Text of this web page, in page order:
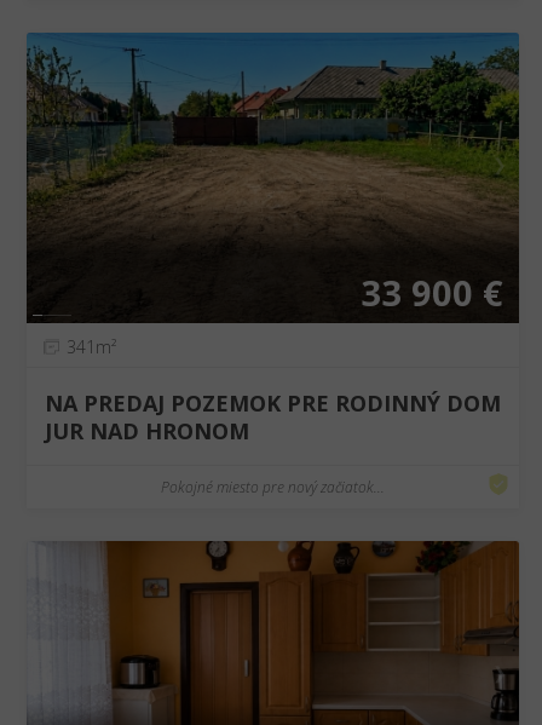
❮ ❯
33 900 €
341m²
NA PREDAJ POZEMOK PRE RODINNÝ DOM
JUR NAD HRONOM
Pokojné miesto pre nový začiatok...
❯